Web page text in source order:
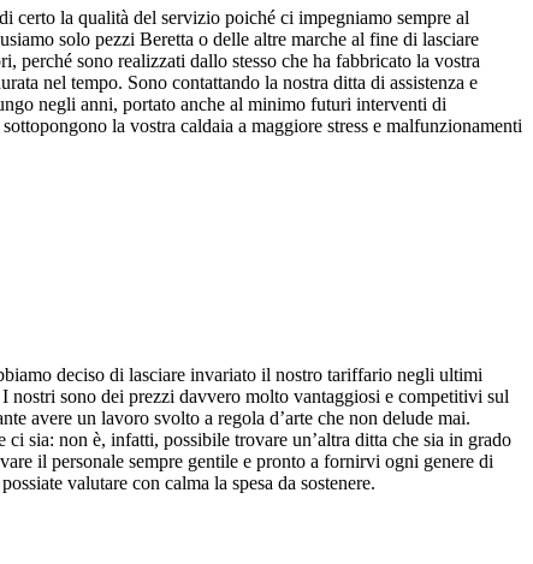
certo la qualità del servizio poiché ci impegniamo sempre al
solo pezzi Beretta o delle altre marche al fine di lasciare
sono realizzati dallo stesso che ha fabbricato la vostra
nel tempo. Sono contattando la nostra ditta di assistenza e
negli anni, portato anche al minimo futuri interventi di
la vostra caldaia a maggiore stress e malfunzionamenti
deciso di lasciare invariato il nostro tariffario negli ultimi
nostri sono dei prezzi davvero molto vantaggiosi e competitivi sul
avere un lavoro svolto a regola d’arte che non delude mai.
sia: non è, infatti, possibile trovare un’altra ditta che sia in grado
il personale sempre gentile e pronto a fornirvi ogni genere di
valutare con calma la spesa da sostenere.